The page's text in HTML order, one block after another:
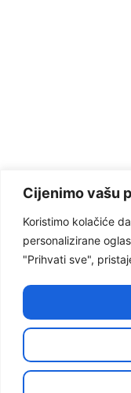
Cijenimo vašu
Koristimo kolačiće
personalizirane
"Prihvati sve",